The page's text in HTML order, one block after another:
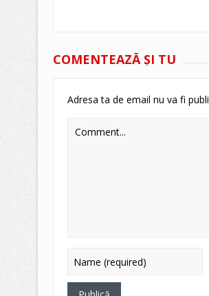
COMENTEAZĂ ŞI TU
Adresa ta de email nu va fi